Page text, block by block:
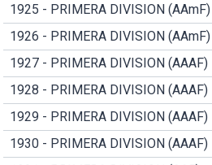
1925 - PRIMERA DIVISION (AAmF)
1926 - PRIMERA DIVISION (AAmF)
1927 - PRIMERA DIVISION (AAAF)
1928 - PRIMERA DIVISION (AAAF)
1929 - PRIMERA DIVISION (AAAF)
1930 - PRIMERA DIVISION (AAAF)